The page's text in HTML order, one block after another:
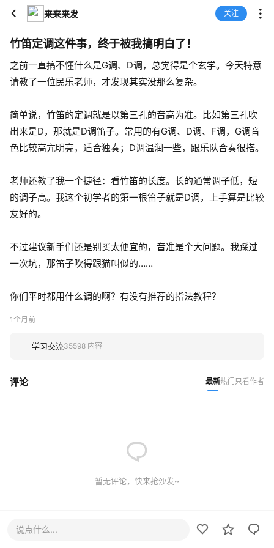
来来来发 关注
竹笛定调这件事，终于被我搞明白了！
之前一直搞不懂什么是G调、D调，总觉得是个玄学。今天特意
请教了一位民乐老师，才发现其实没那么复杂。
简单说，竹笛的定调就是以第三孔的音高为准。比如第三孔吹
出来是D，那就是D调笛子。常用的有G调、D调、F调，G调音
色比较高亢明亮，适合独奏；D调温润一些，跟乐队合奏很搭。
老师还教了我一个捷径：看竹笛的长度。长的通常调子低，短
的调子高。我这个初学者的第一根笛子就是D调，上手算是比较
友好的。
不过建议新手们还是别买太便宜的，音准是个大问题。我踩过
一次坑，那笛子吹得跟猫叫似的……
你们平时都用什么调的啊？有没有推荐的指法教程？
1个月前
学习交流35598 内容
评论 最新热门 只看作者
暂无评论，快来抢沙发~
说点什么...